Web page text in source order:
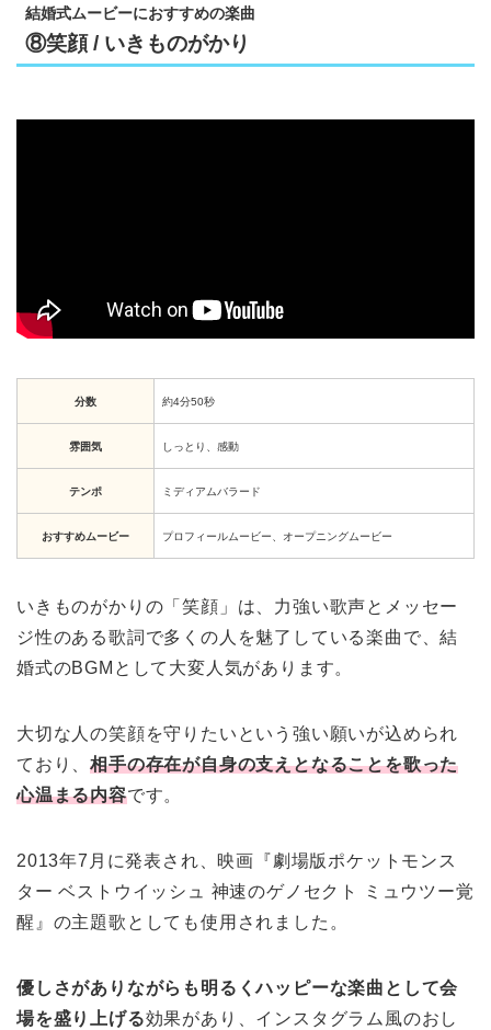
結婚式ムービーにおすすめの楽曲
⑧笑顔 / いきものがかり
分数 約4分50秒
雰囲気 しっとり、感動
テンポ ミディアムバラード
おすすめムービー プロフィールムービー、オープニングムービー
いきものがかりの「笑顔」は、力強い歌声とメッセー
ジ性のある歌詞で多くの人を魅了している楽曲で、結
婚式のBGMとして大変人気があります。
大切な人の笑顔を守りたいという強い願いが込められ
ており、相手の存在が自身の支えとなることを歌った
心温まる内容です。
2013年7月に発表され、映画『劇場版ポケットモンス
ター ベストウイッシュ 神速のゲノセクト ミュウツー覚
醒』の主題歌としても使用されました。
優しさがありながらも明るくハッピーな楽曲として会
場を盛り上げる効果があり、インスタグラム風のおし